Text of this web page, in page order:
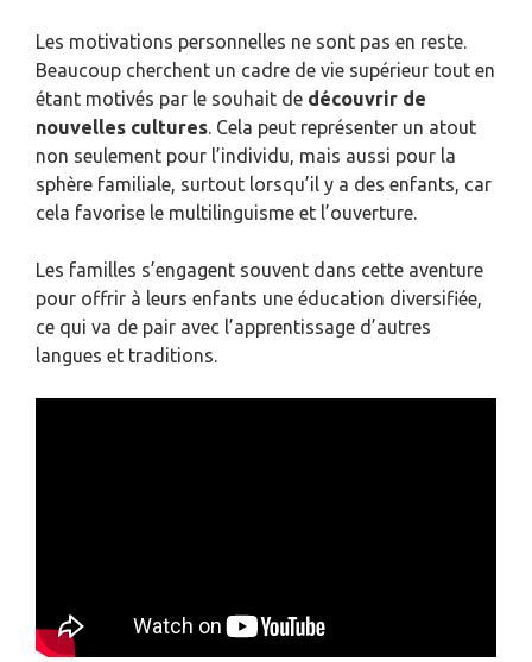
Les motivations personnelles ne sont pas en reste.
Beaucoup cherchent un cadre de vie supérieur tout en
étant motivés par le souhait de découvrir de
nouvelles cultures. Cela peut représenter un atout
non seulement pour l’individu, mais aussi pour la
sphère familiale, surtout lorsqu’il y a des enfants, car
cela favorise le multilinguisme et l’ouverture.
Les familles s’engagent souvent dans cette aventure
pour offrir à leurs enfants une éducation diversifiée,
ce qui va de pair avec l’apprentissage d’autres
langues et traditions.